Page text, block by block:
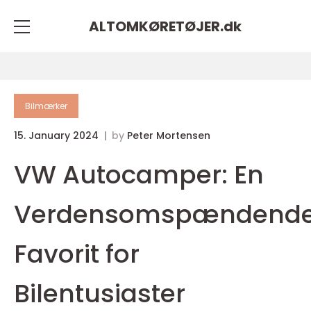
ALTOMKØRETØJER.dk
Bilmærker
15. January 2024 by Peter Mortensen
VW Autocamper: En
Favorit for
Bilentusiaster